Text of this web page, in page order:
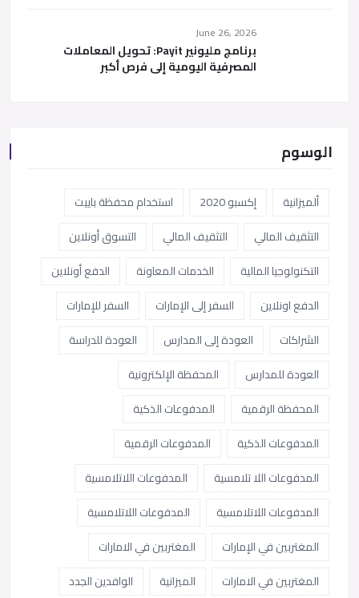
June 26, 2026
برنامج مليونير Payit: تحويل المعاملات
المصرفية اليومية إلى فرص أكبر
الوسوم
ألميزانية إكسبو 2020
استخدام محفظة باييت
التثقيف المالي
التثقيف المالي
التسوق أونلاين
التكنولوجيا المالية
الخدمات المعاونة
الدفع أونلاين
الدفع اونلاين
السفر إلى الإمارات
السفر للإمارات
الشراكات
العودة إلى المدارس
العودة للدراسة
العودة للمدارس
المحفظة الإلكترونية
المحفظة الرقمية
المدفوعات الذكية
المدفوعات الذكية
المدفوعات الرقمية
المدفوعات اللا تلامسية
المدفوعات اللاتلامسية
المدفوعات اللاتلامسية
المدفوعات اللاتلامسية
المغتربين في الإمارات
المغتربين في الامارات
المغتربين في الامارات
الميزانية
الوافدين الجدد